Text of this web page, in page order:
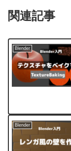
関連記事
Blender
Blender